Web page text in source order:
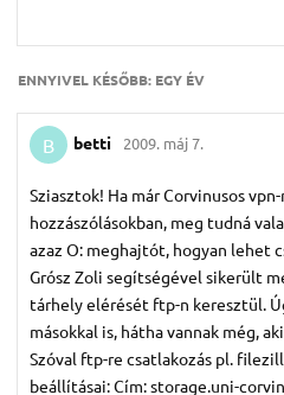
ENNYIVEL KÉSŐBB: EGY ÉV
B betti 2009. máj 7.
Sziasztok! Ha már Corvinusos
hozzászólásokban, meg tudná
azaz O: meghajtót, hogyan lehet
Grósz Zoli segítségével sikerült
tárhely elérését ftp-n keresztül.
másokkal is, hátha vannak még,
Szóval ftp-re csatlakozás pl.
beállításai: Cím: storage.uni-